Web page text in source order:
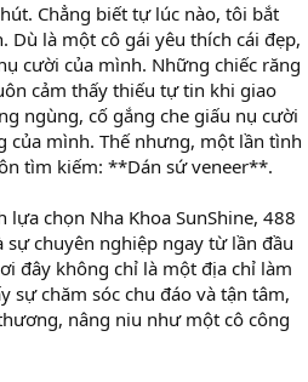
Chẳng biết tự lúc nào, tôi bắt
Dù là một cô gái yêu thích cái đẹp,
cười của mình. Những chiếc răng
cảm thấy thiếu tự tin khi giao
ngùng, cố gắng che giấu nụ cười
của mình. Thế nhưng, một lần tình
tìm kiếm: **Dán sứ veneer**.
chọn Nha Khoa SunShine, 488
chuyên nghiệp ngay từ lần đầu
đây không chỉ là một địa chỉ làm
sự chăm sóc chu đáo và tận tâm,
nâng niu như một cô công